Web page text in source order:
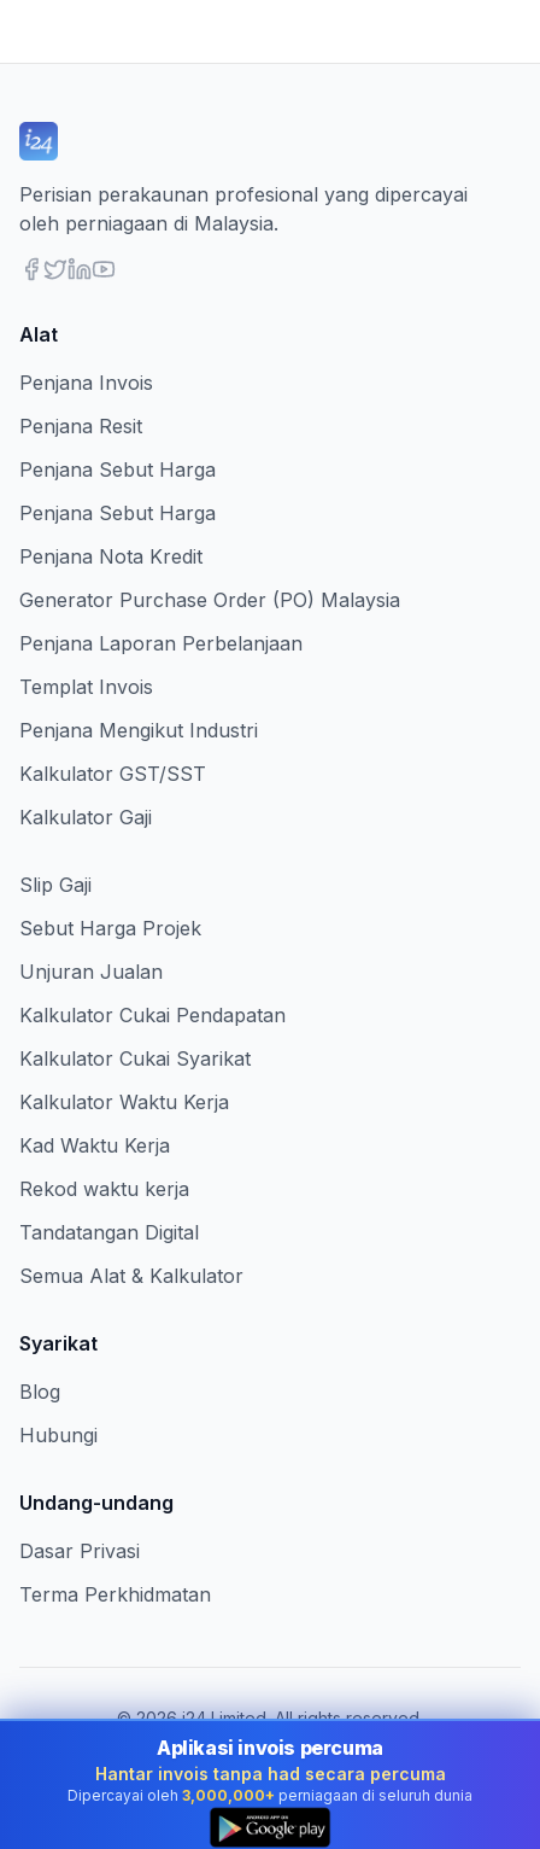
Perisian perakaunan profesional yang dipercayai
oleh perniagaan di Malaysia.
Alat
Penjana Invois
Penjana Resit
Penjana Sebut Harga
Penjana Sebut Harga
Penjana Nota Kredit
Generator Purchase Order (PO) Malaysia
Penjana Laporan Perbelanjaan
Templat Invois
Penjana Mengikut Industri
Kalkulator GST/SST
Kalkulator Gaji
Slip Gaji
Sebut Harga Projek
Unjuran Jualan
Kalkulator Cukai Pendapatan
Kalkulator Cukai Syarikat
Kalkulator Waktu Kerja
Kad Waktu Kerja
Rekod waktu kerja
Tandatangan Digital
Semua Alat & Kalkulator
Syarikat
Blog
Hubungi
Undang-undang
Dasar Privasi
Terma Perkhidmatan
©2026i24 Limited. All rights reserved.
Berkhidmat untuk perniagaan di Malaysia
Tukar negara:
Malaysia
Aplikasi invois percuma
Hantar invois tanpa had secara percuma
Dipercayai oleh 3,000,000+ perniagaan di seluruh dunia
👆